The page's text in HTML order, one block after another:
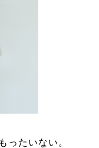
ったいない。